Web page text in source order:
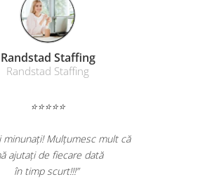
auto
PC
Randstad Staffing
Randstad Staffing
⭐⭐⭐⭐⭐
minunați! Mulțumesc mult că
mă ajutați de fiecare dată
în timp scurt!!!”